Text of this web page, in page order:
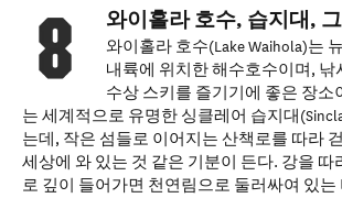
와이홀라 호수, 습지대,
와이홀라 호수(Lake Waihola)는
내륙에 위치한 해수호수이며, 낚
수상 스키를 즐기기에 좋은 장소
는 세계적으로 유명한 싱클레어 습지대
는데, 작은 섬들로 이어지는 산책로를 따라
세상에 와 있는 것 같은 기분이 든다. 강을 따
로 깊이 들어가면 천연림으로 둘러싸여 있는